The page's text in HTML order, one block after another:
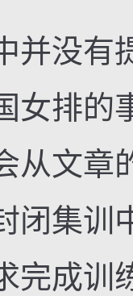
没有
女排的
从文章
闭集训
完成训